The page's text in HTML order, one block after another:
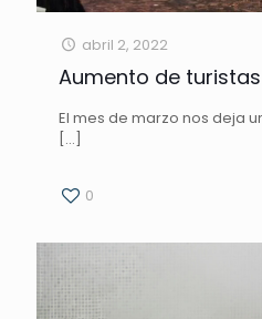
abril 2, 2022
Aumento de turistas
El mes de marzo nos deja
[…]
0